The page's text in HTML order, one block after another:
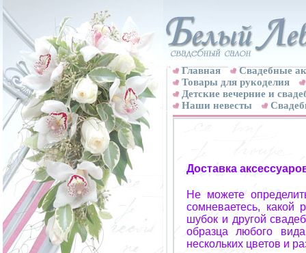
Главная
Свадебные
Товары для рукоделия
Детские вечерние и
Наши невесты
Доставка
Не можете
сомневаетесь, какой
шубок и другой
образца любого
нескольких цветов и